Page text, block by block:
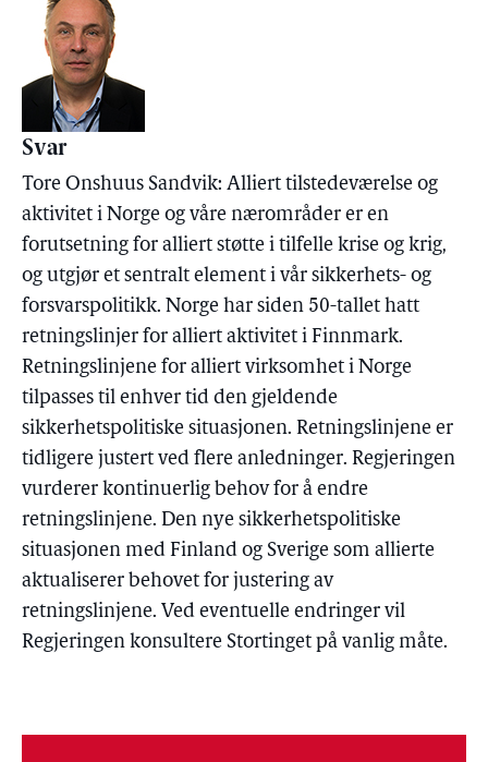
Svar
Tore Onshuus Sandvik: Alliert tilstedeværelse og
aktivitet i Norge og våre nærområder er en
forutsetning for alliert støtte i tilfelle krise og krig,
og utgjør et sentralt element i vår sikkerhets- og
forsvarspolitikk. Norge har siden 50-tallet hatt
retningslinjer for alliert aktivitet i Finnmark.
Retningslinjene for alliert virksomhet i Norge
tilpasses til enhver tid den gjeldende
sikkerhetspolitiske situasjonen. Retningslinjene er
tidligere justert ved flere anledninger. Regjeringen
vurderer kontinuerlig behov for å endre
retningslinjene. Den nye sikkerhetspolitiske
situasjonen med Finland og Sverige som allierte
aktualiserer behovet for justering av
retningslinjene. Ved eventuelle endringer vil
Regjeringen konsultere Stortinget på vanlig måte.